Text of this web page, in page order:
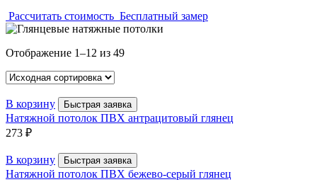
Рассчитать стоимость Бесплатный замер
Отображение 1–12 из 49
В корзину Быстрая заявка
Натяжной потолок ПВХ антрацитовый глянец
273 ₽
В корзину Быстрая заявка
Натяжной потолок ПВХ бежево-серый глянец